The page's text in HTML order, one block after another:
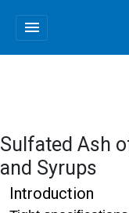
menu
Sulfated Ash
and Syrups
Introduction